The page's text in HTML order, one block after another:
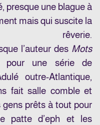
presque une blague à
mais qui suscite la
rêverie.
l’auteur des Mots
une série de
outre-Atlantique,
fait salle comble et
gens prêts à tout pour
patte d’eph et les